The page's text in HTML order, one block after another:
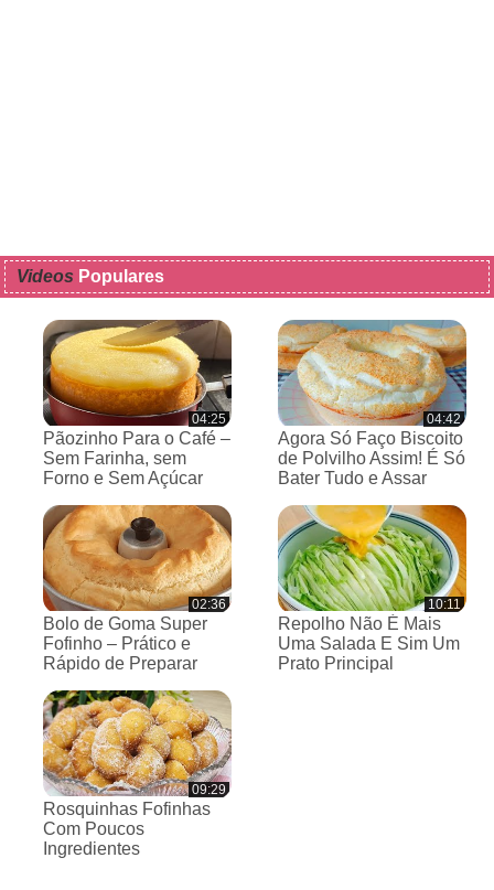
Videos Populares
04:25
Pãozinho Para o Café –
Sem Farinha, sem
Forno e Sem Açúcar
04:42
Agora Só Faço Biscoito
de Polvilho Assim! É Só
Bater Tudo e Assar
02:36
Bolo de Goma Super
Fofinho – Prático e
Rápido de Preparar
10:11
Repolho Não É Mais
Uma Salada E Sim Um
Prato Principal
09:29
Rosquinhas Fofinhas
Com Poucos
Ingredientes